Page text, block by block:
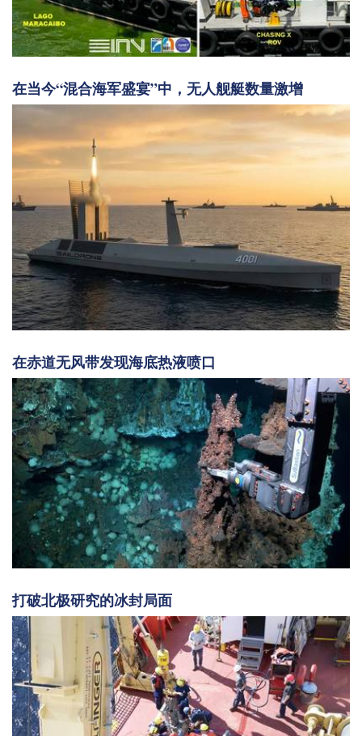
在当今“混合海军盛宴”中，无人舰艇数量激增
在赤道无风带发现海底热液喷口
打破北极研究的冰封局面